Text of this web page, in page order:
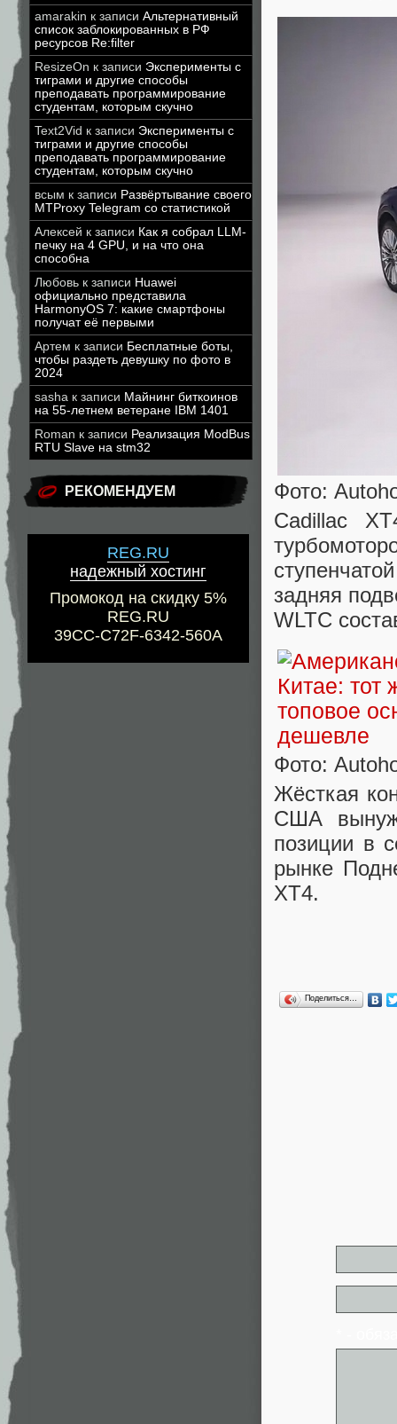
amarakin к записи Альтернативный
список заблокированных в РФ
ресурсов Re:filter
ResizeOn к записи Эксперименты с
тиграми и другие способы
преподавать программирование
студентам, которым скучно
Text2Vid к записи Эксперименты с
тиграми и другие способы
преподавать программирование
студентам, которым скучно
всым к записи Развёртывание своего
MTProxy Telegram со статистикой
Алексей к записи Как я собрал LLM-
печку на 4 GPU, и на что она
способна
Любовь к записи Huawei
официально представила
HarmonyOS 7: какие смартфоны
получат её первыми
Артем к записи Бесплатные боты,
чтобы раздеть девушку по фото в
2024
sasha к записи Майнинг биткоинов
на 55-летнем ветеране IBM 1401
Roman к записи Реализация ModBus
RTU Slave на stm32
РЕКОМЕНДУЕМ
REG.RU
надежный хостинг
Промокод на скидку 5%
REG.RU
39CC-C72F-6342-560A
Фото:
Cadillac
задняя
WLTC
Фото:
Жёсткая
США
позиции в
рынке
XT4.
Поделиться…